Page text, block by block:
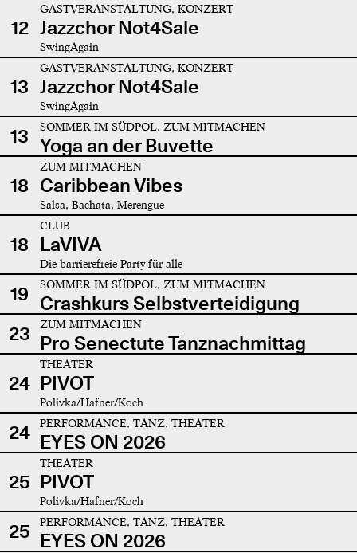
12
GASTVERANSTALTUNG, KONZERT
Jazzchor Not4Sale
SwingAgain
13
GASTVERANSTALTUNG, KONZERT
Jazzchor Not4Sale
SwingAgain
13 SOMMER IM SÜDPOL, ZUM MITMACHEN
Yoga an der Buvette
18
ZUM MITMACHEN
Caribbean Vibes
Salsa, Bachata, Merengue
18
CLUB
LaVIVA
Die barrierefreie Party für alle
19 SOMMER IM SÜDPOL, ZUM MITMACHEN
Crashkurs Selbstverteidigung
23
ZUM MITMACHEN
Pro Senectute Tanznachmittag
24
THEATER
PIVOT
Polivka/Hafner/Koch
24 PERFORMANCE, TANZ, THEATER
EYES ON 2026
25
THEATER
PIVOT
Polivka/Hafner/Koch
25 PERFORMANCE, TANZ, THEATER
EYES ON 2026